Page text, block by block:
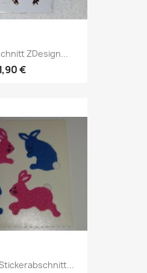
ZDesign...
€
Stickerabschnitt...